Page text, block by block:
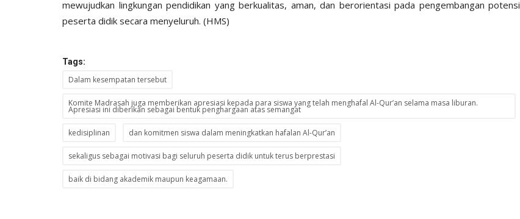
mewujudkan lingkungan pendidikan yang berkualitas, aman, dan berorientasi pada pengembangan potensi
peserta didik secara menyeluruh. (HMS)
Tags:
Dalam kesempatan tersebut
Komite Madrasah juga memberikan apresiasi kepada para siswa yang telah menghafal Al-Qur’an selama masa liburan.
Apresiasi ini diberikan sebagai bentuk penghargaan atas semangat
kedisiplinan dan komitmen siswa dalam meningkatkan hafalan Al-Qur’an
sekaligus sebagai motivasi bagi seluruh peserta didik untuk terus berprestasi
baik di bidang akademik maupun keagamaan.